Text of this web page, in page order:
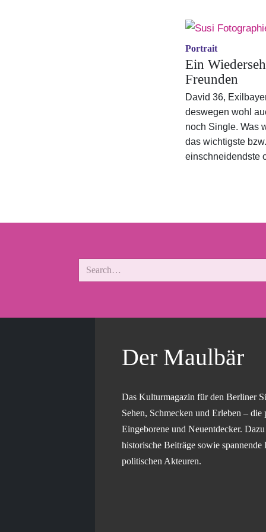
Portrait
Ein
Freunden
David 36,
deswegen wohl
noch Single. Was
das wichtigste bzw.
einschneidendste
Der Maulbär
Das Kulturmagazin für den Berliner
Sehen, Schmecken und Erleben –
Eingeborene und Neuentdecker.
historische Beiträge sowie
politischen Akteuren.